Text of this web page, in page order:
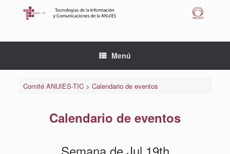
Menú
Comité ANUIES-TIC> Calendario de eventos
Calendario de eventos